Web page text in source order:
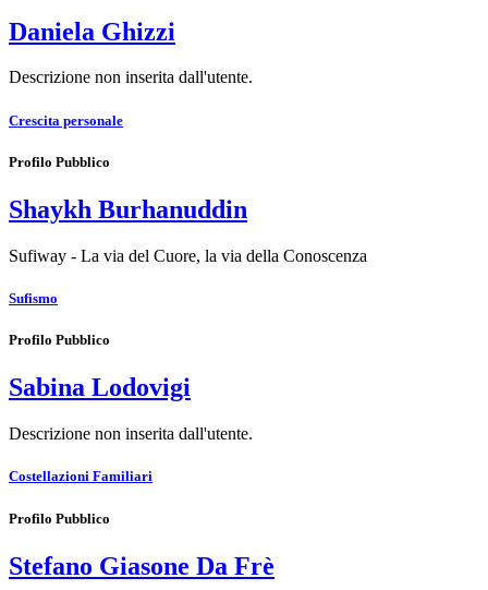
Daniela Ghizzi
Descrizione non inserita dall'utente.
Crescita personale
Profilo Pubblico
Shaykh Burhanuddin
Sufiway - La via del Cuore, la via della Conoscenza
Sufismo
Profilo Pubblico
Sabina Lodovigi
Descrizione non inserita dall'utente.
Costellazioni Familiari
Profilo Pubblico
Stefano Giasone Da Frè